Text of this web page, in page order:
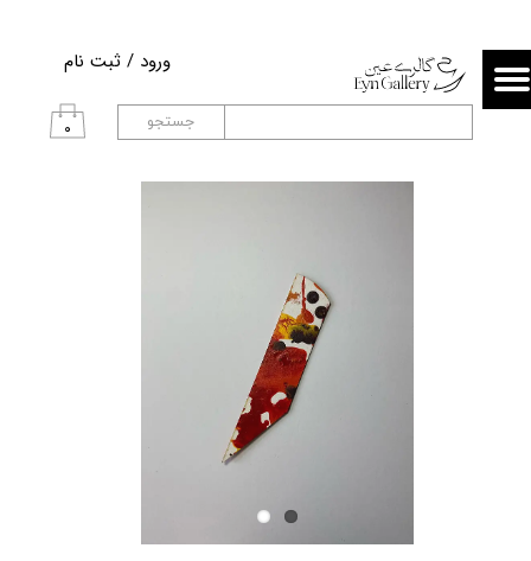
۰
ورود / ثبت نام
حساب کاربری من
تغییر گذر واژه
جستجو